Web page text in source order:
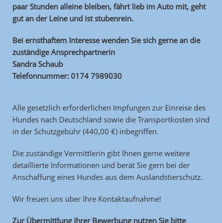
paar Stunden alleine bleiben, fährt lieb im Auto mit, geht
gut an der Leine und ist stubenrein.
Bei ernsthaftem Interesse wenden Sie sich gerne an die
zuständige Ansprechpartnerin
Sandra Schaub
Telefonnummer: 0174 7989030
Alle gesetzlich erforderlichen Impfungen zur Einreise des
Hundes nach Deutschland sowie die Transportkosten sind
in der Schutzgebühr (440,00 €) inbegriffen.
Die zuständige Vermittlerin gibt Ihnen gerne weitere
detaillierte Informationen und berät Sie gern bei der
Anschaffung eines Hundes aus dem Auslandstierschutz.
Wir freuen uns über Ihre Kontaktaufnahme!
Zur Übermittlung Ihrer Bewerbung nutzen Sie bitte